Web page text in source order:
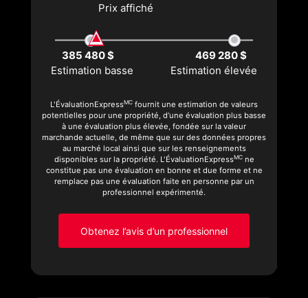
Prix affiché
385 480 $
469 280 $
Estimation basse
Estimation élevée
L'ÉvaluationExpressMC fournit une estimation de valeurs
potentielles pour une propriété, d’une évaluation plus basse
à une évaluation plus élevée, fondée sur la valeur
marchande actuelle, de même que sur des données propres
au marché local ainsi que sur les renseignements
disponibles sur la propriété. L'ÉvaluationExpressMCne
constitue pas une évaluation en bonne et due forme et ne
remplace pas une évaluation faite en personne par un
professionnel expérimenté.
Obtenez l’avis d’un professionnel